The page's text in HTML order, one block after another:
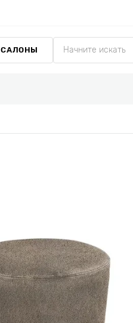
САЛОНЫ